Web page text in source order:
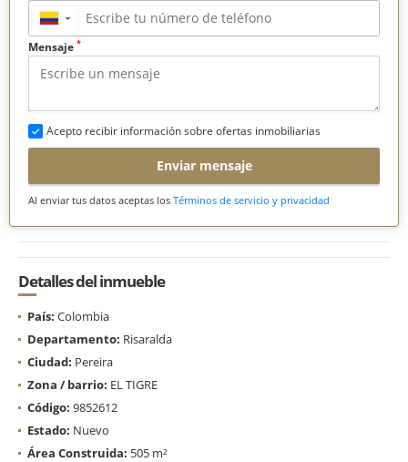
▼
Mensaje *
Acepto recibir información sobre ofertas inmobiliarias
Enviar mensaje
Al enviar tus datos aceptas los Términos de servicio y privacidad
Detalles del inmueble
País: Colombia
Departamento: Risaralda
Ciudad: Pereira
Zona / barrio: EL TIGRE
Código: 9852612
Estado: Nuevo
Área Construida: 505 m²